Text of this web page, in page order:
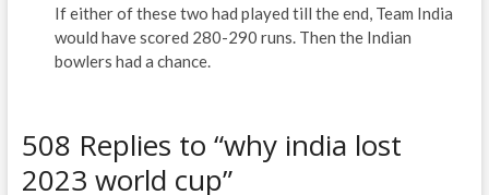
If either of these two had played till the end, Team India
would have scored 280-290 runs. Then the Indian
bowlers had a chance.
508 Replies to “why india lost
2023 world cup”